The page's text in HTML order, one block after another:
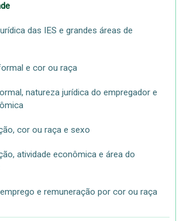
das IES e grandes áreas de
e cor ou raça
natureza jurídica do empregador e
cor ou raça e sexo
atividade econômica e área do
e remuneração por cor ou raça